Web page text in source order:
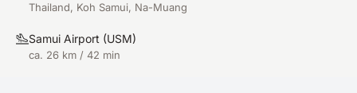
Thailand, Koh Samui, Na-Muang
Samui Airport (USM)
ca. 26 km / 42 min